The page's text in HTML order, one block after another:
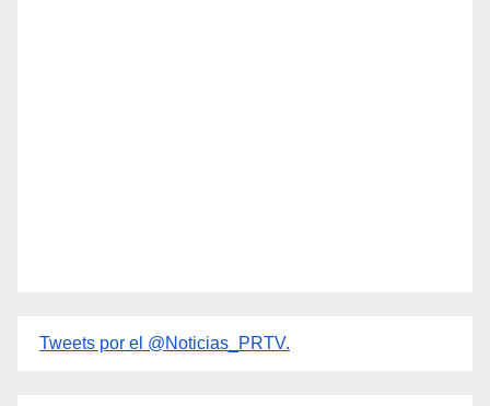
Tweets por el @Noticias_PRTV.